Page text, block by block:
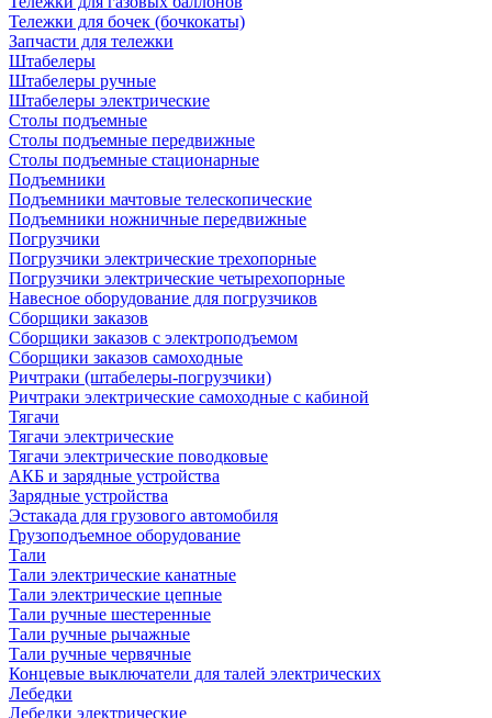
Тележки для бочек (бочкокаты)
Запчасти для тележки
Штабелеры
Штабелеры ручные
Штабелеры электрические
Столы подъемные
Столы подъемные передвижные
Столы подъемные стационарные
Подъемники
Подъемники мачтовые телескопические
Подъемники ножничные передвижные
Погрузчики
Погрузчики электрические трехопорные
Погрузчики электрические четырехопорные
Навесное оборудование для погрузчиков
Сборщики заказов
Сборщики заказов с электроподъемом
Сборщики заказов самоходные
Ричтраки (штабелеры-погрузчики)
Ричтраки электрические самоходные с кабиной
Тягачи
Тягачи электрические
Тягачи электрические поводковые
АКБ и зарядные устройства
Зарядные устройства
Эстакада для грузового автомобиля
Грузоподъемное оборудование
Тали
Тали электрические канатные
Тали электрические цепные
Тали ручные шестеренные
Тали ручные рычажные
Тали ручные червячные
Концевые выключатели для талей электрических
Лебедки
Лебедки электрические